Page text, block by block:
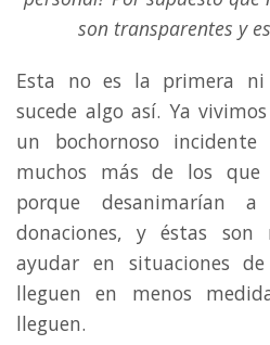
son transparentes y
Esta no es la primera
sucede algo así. Ya
un bochornoso
muchos más de los que
porque desanimarían
donaciones, y éstas son
ayudar en situaciones
lleguen en menos
lleguen.